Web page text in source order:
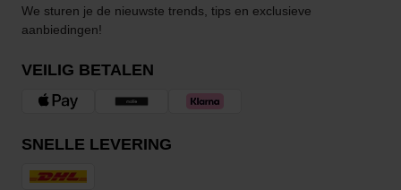
We sturen je de nieuwste trends, tips en exclusieve
aanbiedingen!
VEILIG BETALEN
SNELLE LEVERING